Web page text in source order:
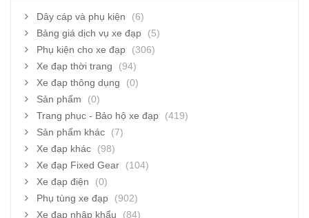
Dây cáp và phụ kiện
(6)
Bảng giá dịch vụ xe đạp
(5)
Phụ kiện cho xe đạp
(306)
Xe đạp thời trang
(94)
Xe đạp thông dụng
(0)
Sản phẩm
(0)
Trang phục - Bảo hộ xe đạp
(419)
Sản phẩm khác
(7)
Xe đạp khác
(98)
Xe đạp Fixed Gear
(104)
Xe đạp điện
(0)
Phụ tùng xe đạp
(902)
Xe đạp nhập khẩu
(84)